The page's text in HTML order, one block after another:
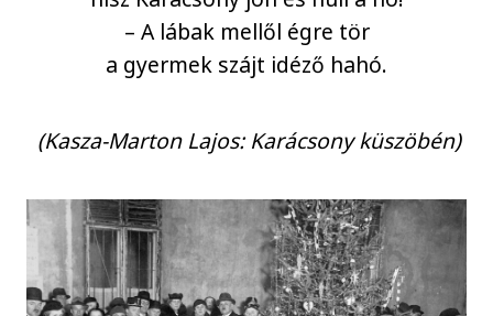
– A lábak mellől égre tör
a gyermek szájt idéző hahó.
(Kasza-Marton Lajos: Karácsony küszöbén)